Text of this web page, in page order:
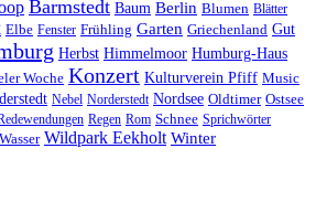
Barmstedt Baum Berlin Blumen Blätter
Elbe Fenster Frühling Garten Griechenland Gut
Herbst Himmelmoor Humburg-Haus
Woche Konzert Kulturverein Pfiff Music
Nebel Norderstedt Nordsee Oldtimer Ostsee
Regen Rom Schnee Sprichwörter
Wasser Wildpark Eekholt Winter